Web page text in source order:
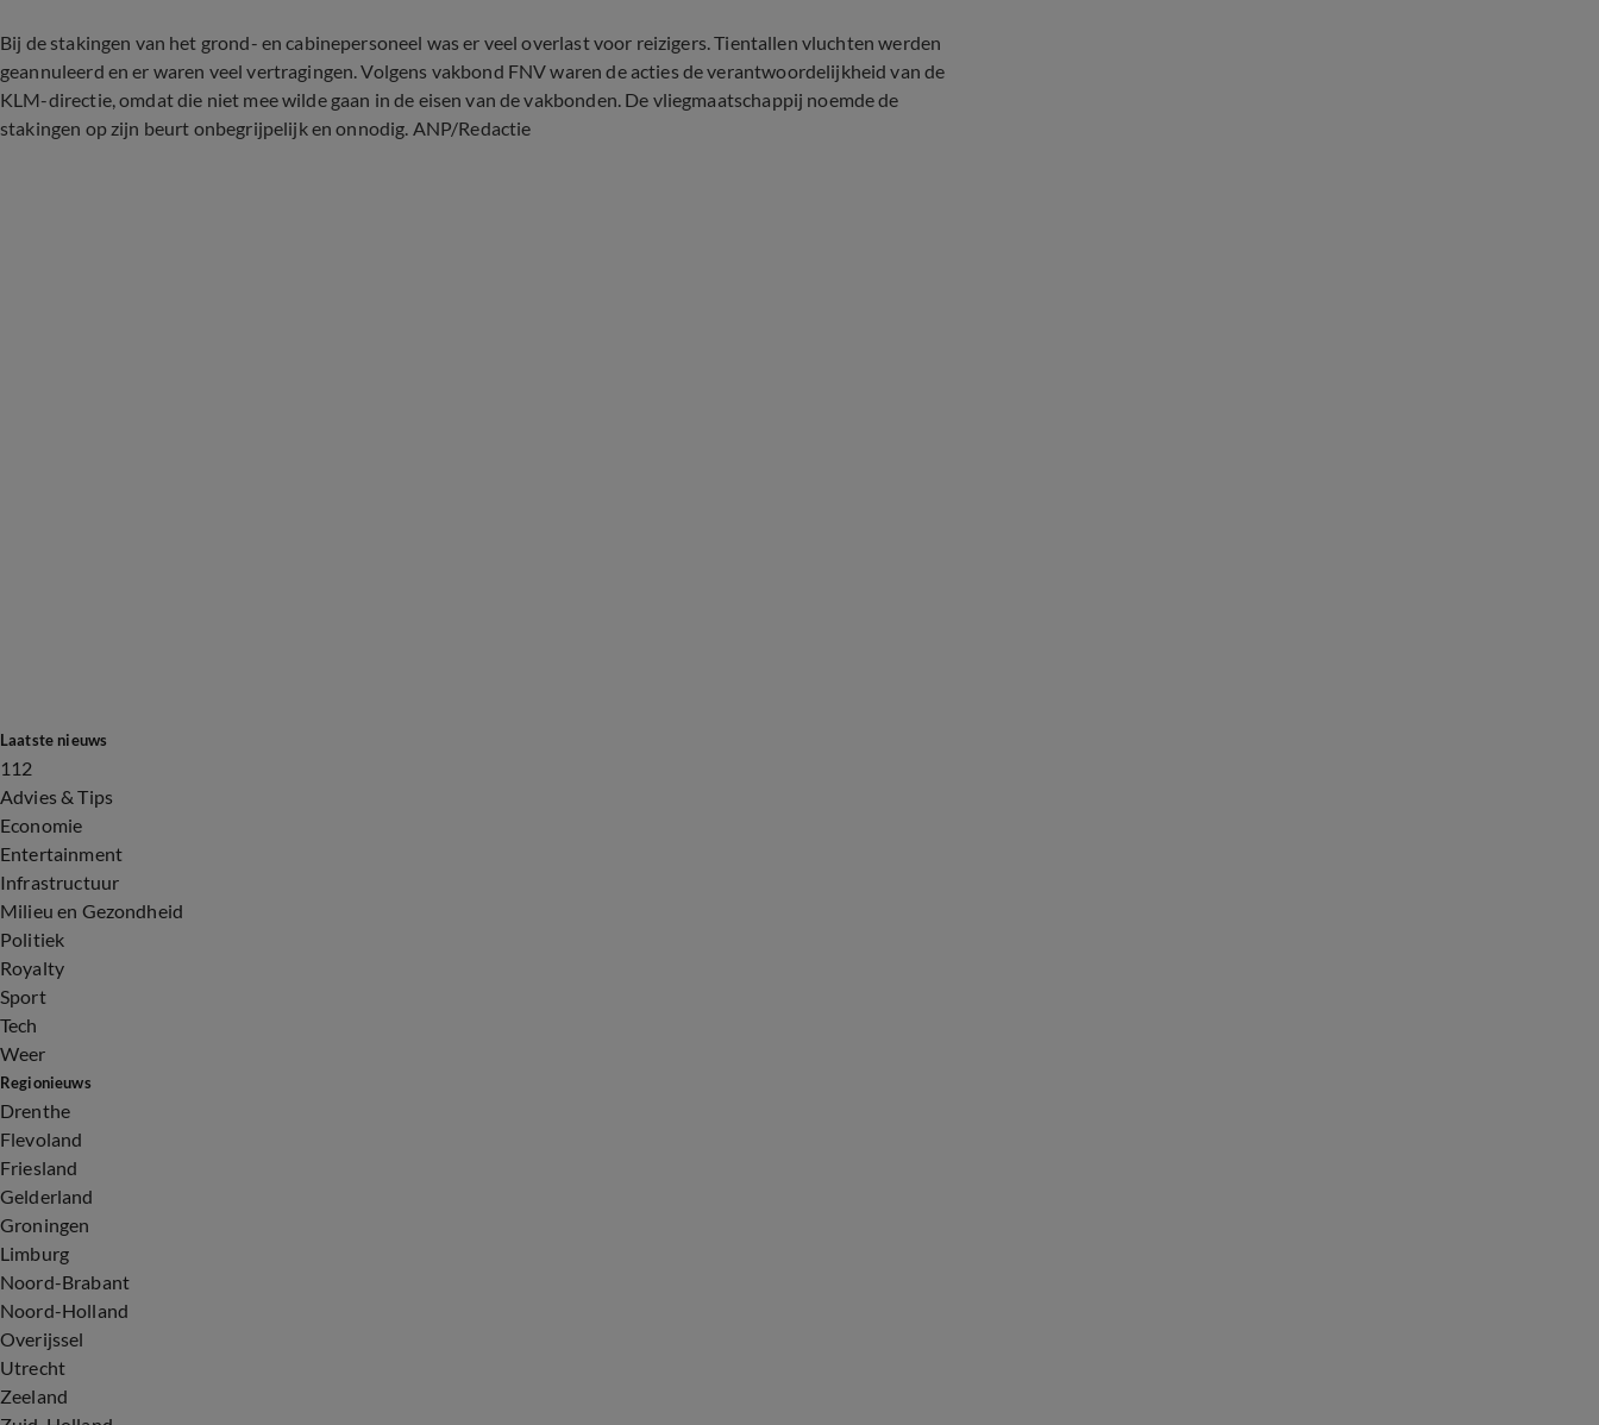
Bij de stakingen van het grond- en cabinepersoneel was er veel overlast voor reizigers. Tientallen vluchten werden
geannuleerd en er waren veel vertragingen. Volgens vakbond FNV waren de acties de verantwoordelijkheid van de
KLM-directie, omdat die niet mee wilde gaan in de eisen van de vakbonden. De vliegmaatschappij noemde de
stakingen op zijn beurt onbegrijpelijk en onnodig. ANP/Redactie
Laatste nieuws
112
Advies & Tips
Economie
Entertainment
Infrastructuur
Milieu en Gezondheid
Politiek
Royalty
Sport
Tech
Weer
Regionieuws
Drenthe
Flevoland
Friesland
Gelderland
Groningen
Limburg
Noord-Brabant
Noord-Holland
Overijssel
Utrecht
Zeeland